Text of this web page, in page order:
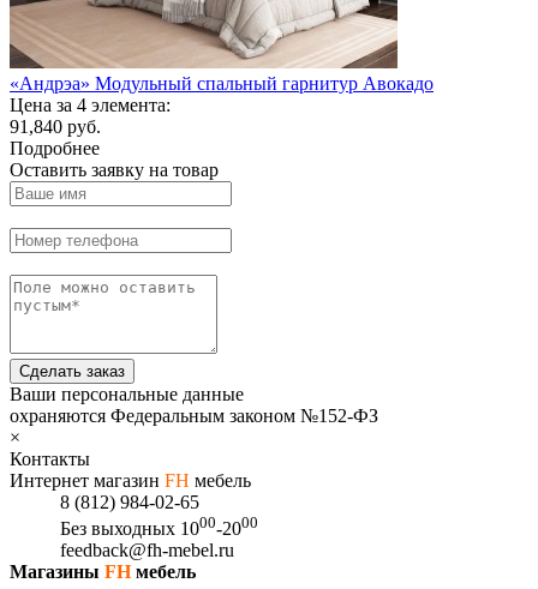
«Андрэа» Модульный спальный гарнитур Авокадо
Цена за 4 элемента:
91,840 руб.
Подробнее
Оставить заявку на товар
Сделать заказ
Ваши персональные данные
охраняются Федеральным законом №152-ФЗ
×
Контакты
Интернет магазин FH мебель
8 (812) 984-02-65
Без выходных 1000-2000
feedback@fh-mebel.ru
Магазины FHмебель